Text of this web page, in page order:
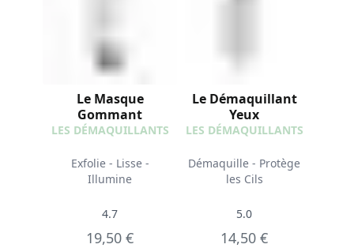
Le Masque
Gommant
LES DÉMAQUILLANTS
Exfolie - Lisse -
Illumine
4.7
19,50 €
Le Démaquillant
Yeux
LES DÉMAQUILLANTS
Démaquille - Protège
les Cils
5.0
14,50 €